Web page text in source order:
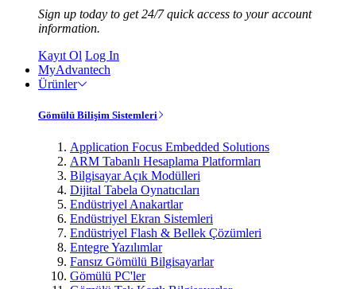
Sign up today to get 24/7 quick access to your account
information.
Kayıt Ol Log In
MyAdvantech
Ürünler
Gömülü Bilişim Sistemleri
Application Focus Embedded Solutions
ARM Tabanlı Hesaplama Platformları
Bilgisayar Açık Modülleri
Dijital Tabela Oynatıcıları
Endüstriyel Anakartlar
Endüstriyel Ekran Sistemleri
Endüstriyel Flash & Bellek Çözümleri
Entegre Yazılımlar
Fansız Gömülü Bilgisayarlar
Gömülü PC'ler